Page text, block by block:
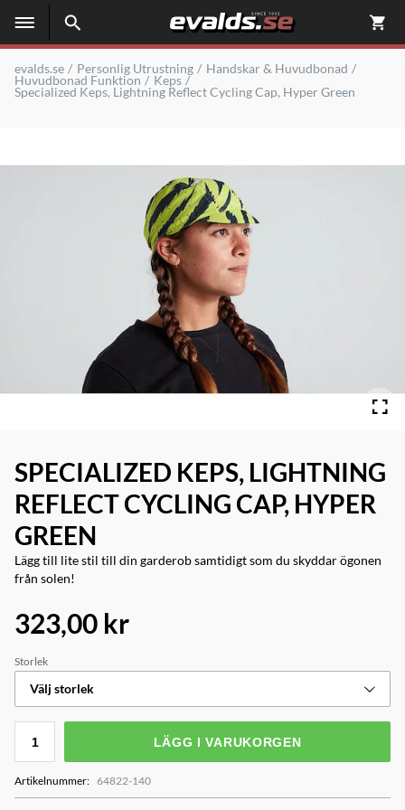
evalds.se Personlig Utrustning
Handskar & Huvudbonad
Huvudbonad Funktion
Keps
Specialized Keps, Lightning Reflect Cycling Cap, Hyper Green
SPECIALIZED KEPS, LIGHTNING
REFLECT CYCLING CAP, HYPER
GREEN
Lägg till lite stil till din garderob samtidigt som du skyddar ögonen
från solen!
323,00 kr
Storlek
Välj storlek
LÄGG I VARUKORGEN
Artikelnummer: 64822-140